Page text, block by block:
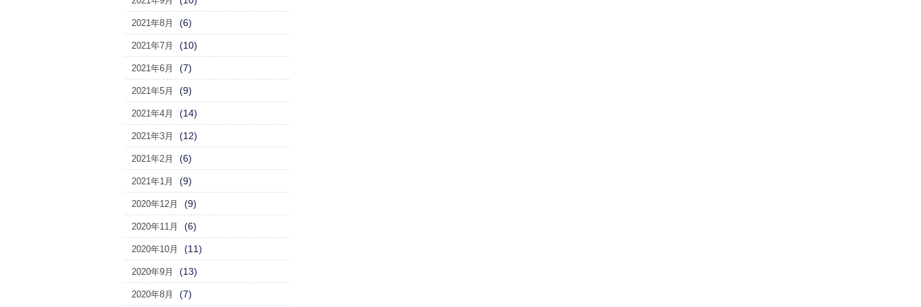
2021年8月 (6)
2021年7月 (10)
2021年6月 (7)
2021年5月 (9)
2021年4月 (14)
2021年3月 (12)
2021年2月 (6)
2021年1月 (9)
2020年12月 (9)
2020年11月 (6)
2020年10月 (11)
2020年9月 (13)
2020年8月 (7)